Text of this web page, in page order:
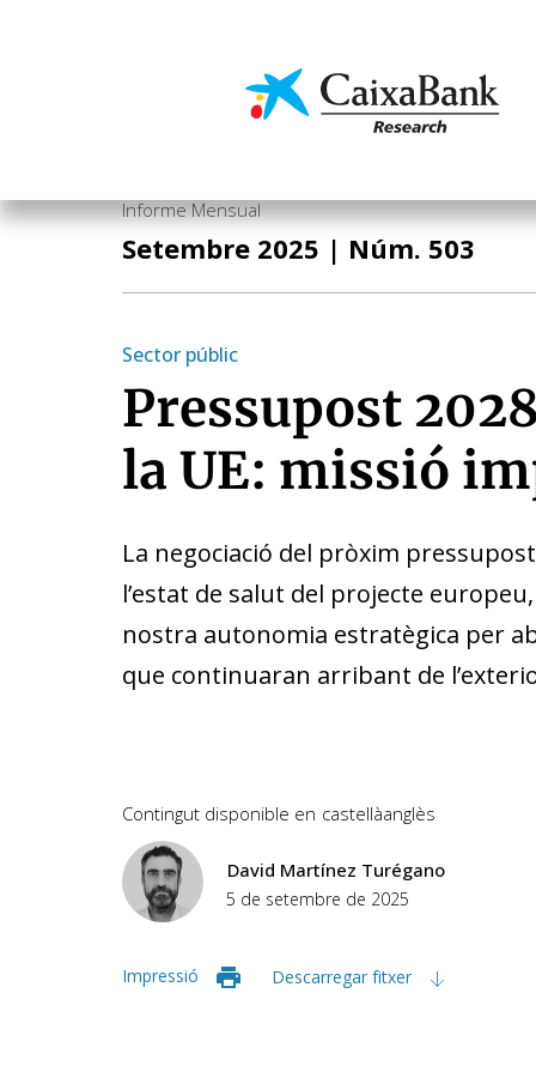
Economia i mercats
Informe Mensual
Setembre 2025 | Núm. 503
Sector públic
Pressupost
la UE: missió
La negociació del pròxim
l’estat de salut del projecte
nostra autonomia estratègica per
que continuaran arribant de
Contingut disponible en castellàanglès
David Martínez Turégano
5 de setembre de 2025
Impressió Descarregar fitxer